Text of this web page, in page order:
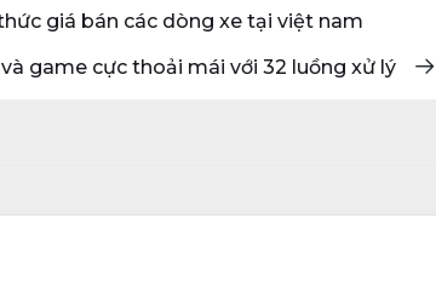
giá bán các dòng xe tại việt nam
game cực thoải mái với 32 luồng xử lý